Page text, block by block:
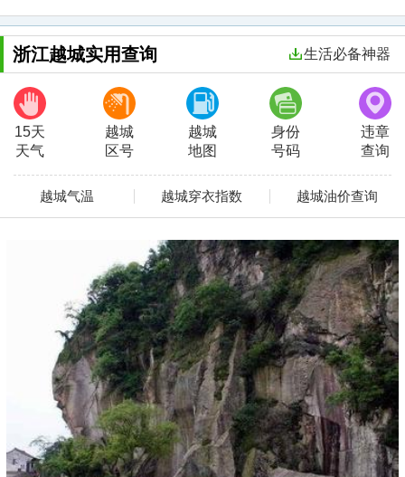
浙江越城实用查询 生活必备神器
15天
天气
越城
区号
越城
地图
身份
号码
违章
查询
越城气温 越城穿衣指数 越城油价查询